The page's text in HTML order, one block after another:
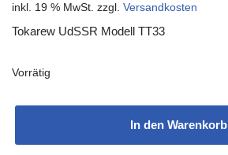
inkl. 19 % MwSt. zzgl. Versandkosten
Tokarew UdSSR Modell TT33
Vorrätig
In den Warenkorb